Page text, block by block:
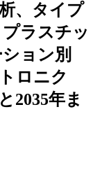
、タイプ
ラスチッ
ョン別
ロニク
2035年ま